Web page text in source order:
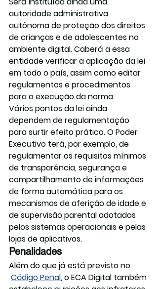
autoridade administrativa
autônoma de proteção dos direitos
de crianças e de adolescentes no
ambiente digital. Caberá a essa
entidade verificar a aplicação da lei
em todo o país, assim como editar
regulamentos e procedimentos
para a execução da norma.
Vários pontos da lei ainda
dependem de regulamentação
para surtir efeito prático. O Poder
Executivo terá, por exemplo, de
regulamentar os requisitos mínimos
de transparência, segurança e
compartilhamento de informações
de forma automática para os
mecanismos de aferição de idade e
de supervisão parental adotados
pelos sistemas operacionais e pelas
lojas de aplicativos.
Penalidades
Além do que já está previsto no
Código Penal, o ECA Digital também